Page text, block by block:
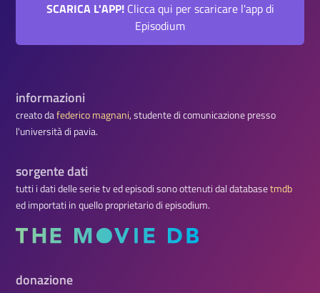
SCARICA L'APP!Clicca qui per scaricare l'app di
Episodium
informazioni
creato dafederico magnani, studente di comunicazione presso
l'università di pavia.
sorgente dati
tutti i dati delle serie tv ed episodi sono ottenuti dal databasetmdb
ed importati in quello proprietario di episodium.
donazione